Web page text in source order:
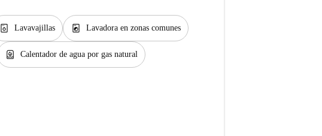
dishwasher_gen Lavavajillas local_laundry_service Lavadora en zonas comunes
water_heater Calentador de agua por gas natural